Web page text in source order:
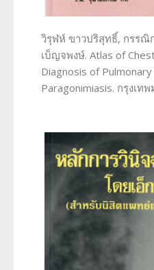
วิรุฬห์ ขาวปริสุทธิ์, กรรณิ
เบ็ญจพงษ์. Atlas of
Diagnosis of
Paragonimiasis. กรุงเท